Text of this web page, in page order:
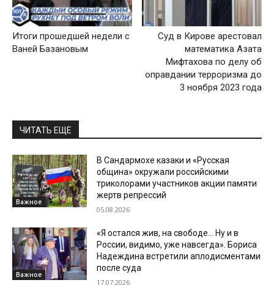
Итоги прошедшей недели с
Ваней Базановым
Суд в Кирове арестовал
математика Азата
Мифтахова по делу об
оправдании терроризма до
3 ноября 2023 года
ЧИТАТЬ ЕЩЕ
Важное
В Сандармохе казаки и «Русская
община» окружали российскими
триколорами участников акции памяти
жертв репрессий
05.08.2026
Важное
«Я остался жив, на свободе… Ну и в
России, видимо, уже навсегда». Бориса
Надеждина встретили аплодисментами
после суда
17.07.2026